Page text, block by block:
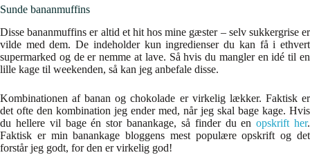
Sunde bananmuffins
Disse bananmuffins er altid et hit hos mine gæster – selv sukkergrise er
vilde med dem. De indeholder kun ingredienser du kan få i ethvert
supermarked og de er nemme at lave. Så hvis du mangler en idé til en
lille kage til weekenden, så kan jeg anbefale disse.
Kombinationen af banan og chokolade er virkelig lækker. Faktisk er
det ofte den kombination jeg ender med, når jeg skal bage kage. Hvis
du hellere vil bage én stor banankage, så finder du enopskrift her.
Faktisk er min banankage bloggens mest populære opskrift og det
forstår jeg godt, for den er virkelig god!